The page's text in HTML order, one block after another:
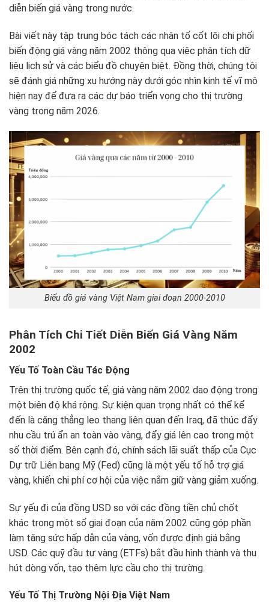
diễn biến giá vàng trong nước.
Bài viết này tập trung bóc tách các nhân tố cốt lõi chi phối
biến động giá vàng năm 2002 thông qua việc phân tích dữ
liệu lịch sử và các biểu đồ chuyên biệt. Đồng thời, chúng tôi
sẽ đánh giá những xu hướng này dưới góc nhìn kinh tế vĩ mô
hiện nay để đưa ra các dự báo triển vọng cho thị trường
vàng trong năm 2026.
Biểu đồ giá vàng Việt Nam giai đoạn 2000-2010
Phân Tích Chi Tiết Diễn Biến Giá Vàng Năm
2002
Yếu Tố Toàn Cầu Tác Động
Trên thị trường quốc tế, giá vàng năm 2002 dao động trong
một biên độ khá rộng. Sự kiện quan trọng nhất có thể kể
đến là căng thẳng leo thang liên quan đến Iraq, đã thúc đẩy
nhu cầu trú ẩn an toàn vào vàng, đẩy giá lên cao trong một
số thời điểm. Bên cạnh đó, chính sách lãi suất thấp của Cục
Dự trữ Liên bang Mỹ (Fed) cũng là một yếu tố hỗ trợ giá
vàng, khiến chi phí cơ hội của việc nắm giữ vàng giảm xuống.
Sự yếu đi của đồng USD so với các đồng tiền chủ chốt
khác trong một số giai đoạn của năm 2002 cũng góp phần
làm tăng sức hấp dẫn của vàng, vốn được định giá bằng
USD. Các quỹ đầu tư vàng (ETFs) bắt đầu hình thành và thu
hút dòng vốn, tạo thêm lực cầu cho thị trường.
Yếu Tố Thị Trường Nội Địa Việt Nam